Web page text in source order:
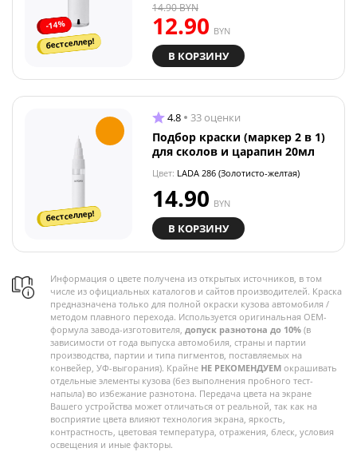
-14%
бестселлер!
12.90 BYN
14.90BYN
В КОРЗИНУ
бестселлер!
4.8 33 оценки
Подбор краски (маркер 2 в 1)
для сколов и царапин 20мл
Цвет: LADA 286 (Золотисто-желтая)
14.90 BYN
В КОРЗИНУ
Информация о цвете получена из открытых источников, в том
числе из официальных каталогов и сайтов производителей. Краска
предназначена только для полной окраски кузова автомобиля /
методом плавного перехода. Используется оригинальная OEM-
формула завода-изготовителя, допуск разнотона до 10% (в
зависимости от года выпуска автомобиля, страны и партии
производства, партии и типа пигментов, поставляемых на
конвейер, УФ-выгорания). Крайне НЕ РЕКОМЕНДУЕМ окрашивать
отдельные элементы кузова (без выполнения пробного тест-
напыла) во избежание разнотона. Передача цвета на экране
Вашего устройства может отличаться от реальной, так как на
восприятие цвета влияют технология экрана, яркость,
контрастность, цветовая температура, отражения, блеск, условия
освещения и иные факторы.